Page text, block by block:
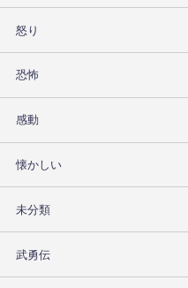
怒り
恐怖
感動
懐かしい
未分類
武勇伝